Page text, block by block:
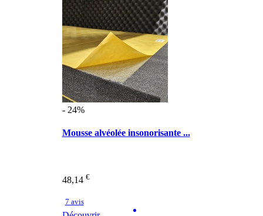
- 24%
Mousse alvéolée insonorisante ...
48,14 €
7 avis